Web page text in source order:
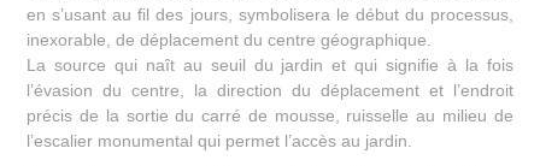
en s’usant au fil des jours, symbolisera le début du processus,
inexorable, de déplacement du centre géographique.
La source qui naît au seuil du jardin et qui signifie à la fois
l’évasion du centre, la direction du déplacement et l’endroit
précis de la sortie du carré de mousse, ruisselle au milieu de
l’escalier monumental qui permet l’accès au jardin.